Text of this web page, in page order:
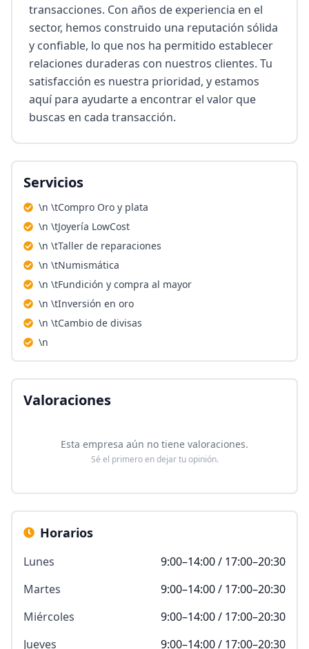
transacciones. Con años de experiencia en el
sector, hemos construido una reputación sólida
y confiable, lo que nos ha permitido establecer
relaciones duraderas con nuestros clientes. Tu
satisfacción es nuestra prioridad, y estamos
aquí para ayudarte a encontrar el valor que
buscas en cada transacción.
Servicios
\n \tCompro Oro y plata
\n \tJoyería LowCost
\n \tTaller de reparaciones
\n \tNumismática
\n \tFundición y compra al mayor
\n \tInversión en oro
\n \tCambio de divisas
\n
Valoraciones
Esta empresa aún no tiene valoraciones.
Sé el primero en dejar tu opinión.
Horarios
Lunes
9:00–14:00 / 17:00–20:30
Martes
9:00–14:00 / 17:00–20:30
Miércoles
9:00–14:00 / 17:00–20:30
Jueves
9:00–14:00 / 17:00–20:30